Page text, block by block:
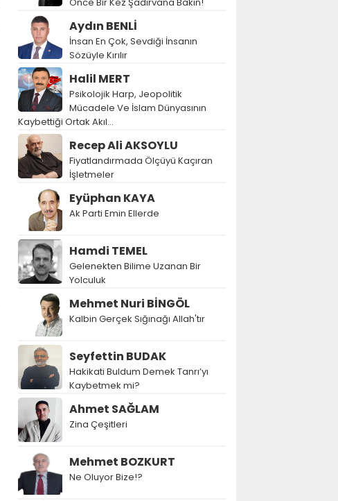
Aydın BENLİ
İnsan En Çok, Sevdiği İnsanın
Sözüyle Kırılır
Halil MERT
Psikolojik Harp, Jeopolitik
Mücadele Ve İslam Dünyasının
Kaybettiği Ortak Akıl…
Recep Ali AKSOYLU
Fiyatlandırmada Ölçüyü Kaçıran
İşletmeler
Eyüphan KAYA
Ak Parti Emin Ellerde
Hamdi TEMEL
Gelenekten Bilime Uzanan Bir
Yolculuk
Mehmet Nuri BİNGÖL
Kalbin Gerçek Sığınağı Allah'tır
Seyfettin BUDAK
Hakikati Buldum Demek Tanrı’yı
Kaybetmek mi?
Ahmet SAĞLAM
Zina Çeşitleri
Mehmet BOZKURT
Ne Oluyor Bize!?